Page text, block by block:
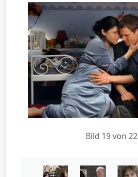
Bild 19 von 22